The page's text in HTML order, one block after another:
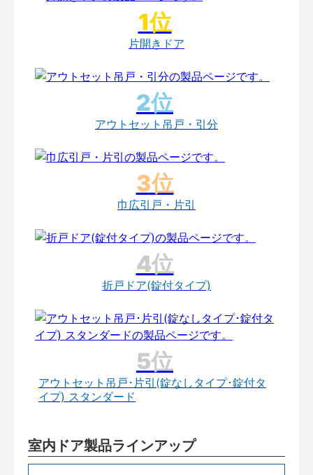
片開きドア
アウトセット吊戸・引分
巾広引戸・片引
折戸ドア(錠付タイプ)
アウトセット吊戸･片引(錠なしタイプ･錠付タ
イプ) スタンダード
室内ドア製品ラインアップ